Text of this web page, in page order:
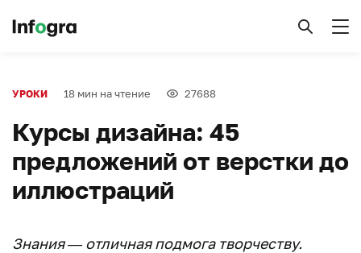
УРОКИ 18 мин на чтение 27688
Курсы дизайна: 45
предложений от верстки до
иллюстраций
Знания — отличная подмога творчеству.